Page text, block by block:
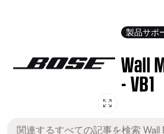
製品サポ
Wall
- VB1